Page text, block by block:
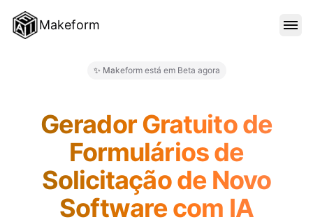
Makeform
PREÇO
✨ Makeform está em Beta agora
Gerador Gratuito de
Formulários de
Solicitação de Novo
Software com IA